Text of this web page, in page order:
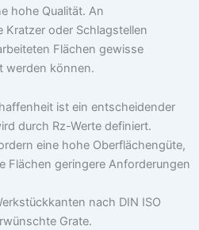
hohe Qualität. An
oder Schlagstellen
Flächen gewisse
werden können.
ist ein entscheidender
durch Rz-Werte definiert.
eine hohe Oberflächengüte,
Flächen geringere Anforderungen
nach DIN ISO
Grate.